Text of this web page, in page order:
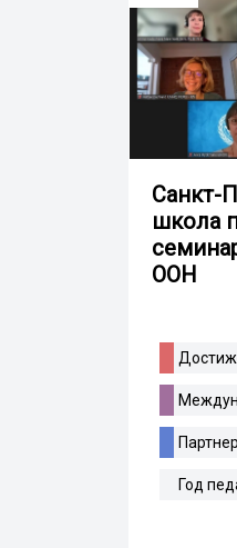
Санкт-
школа
ООН
Год